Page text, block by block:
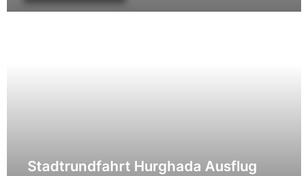
Stadtrundfahrt Hurghada Ausflug